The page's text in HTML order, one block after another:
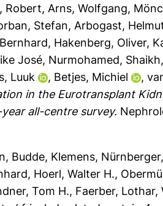
Robert, Arns, Wolfgang,
Stefan, Arbogast,
, Hakenberg, Oliver,
José, Nurmohamed, Shaikh
Luuk , Betjes, Michiel ,
in the Eurotransplant
all-centre survey.
, Budde, Klemens,
, Hoerl, Walter H.,
Tom H., Faerber, Lothar,